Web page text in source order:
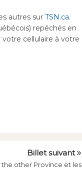
autres sur TSN.ca.
repêchés en
votre cellulaire à votre
Billet suivant
the other Province et les